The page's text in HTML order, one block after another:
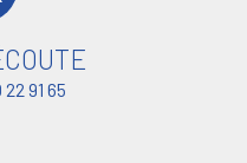
91 65